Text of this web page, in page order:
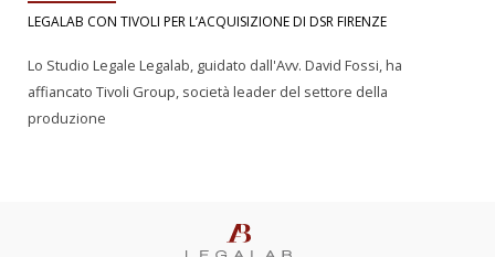
LEGALAB CON TIVOLI PER L’ACQUISIZIONE DI DSR FIRENZE
Lo Studio Legale Legalab, guidato dall'Avv. David Fossi, ha
affiancato Tivoli Group, società leader del settore della
produzione